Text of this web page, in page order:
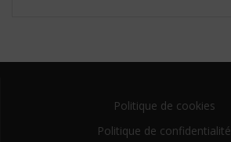
Politique de cookies
Politique de confidentialité